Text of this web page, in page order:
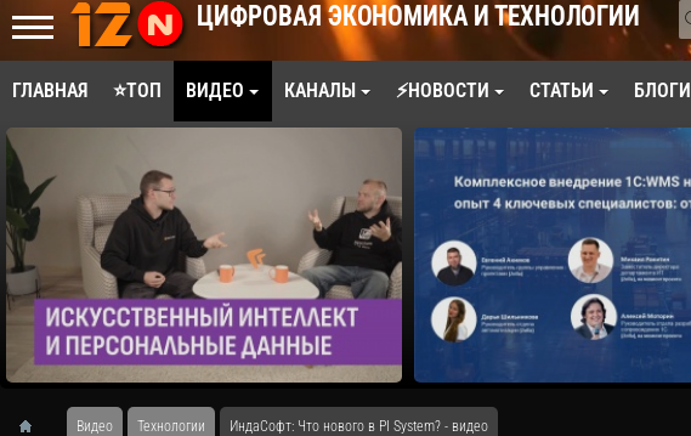
ЦИФРОВАЯ ЭКОНОМИКА И ТЕХНОЛОГИИ
ГЛАВНАЯ ⭐ТОП ВИДЕО КАНАЛЫ ⚡НОВОСТИ СТАТЬИ БЛОГИ
Видео Технологии ИндаСофт: Что нового в PI System? - видео